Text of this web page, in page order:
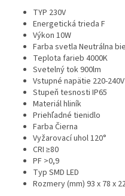
TYP 230V
Energetická trieda F
Výkon 10W
Farba svetla Neutrálna
Teplota farieb 4000K
Svetelný tok 900lm
Vstupné napätie 220-
Stupeň tesnosti IP65
Materiál hliník
Priehľadné tienidlo
Farba Čierna
Vyžarovací uhol 120°
CRI ≥80
PF >0,9
Typ SMD LED
Rozmery (mm) 93 x 78 x